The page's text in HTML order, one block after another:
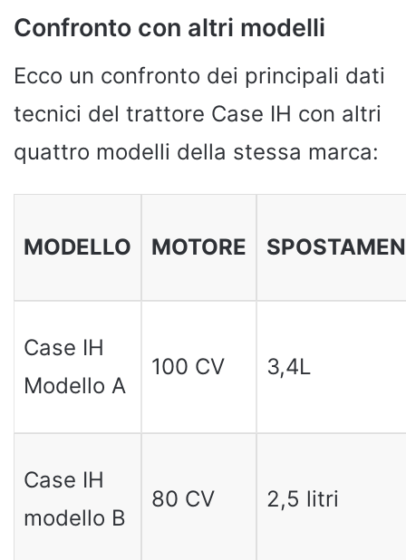
Confronto con altri modelli
Ecco un confronto dei principali dati
tecnici del trattore Case IH con altri
quattro modelli della stessa marca:
MODELLO MOTORE
Case IH
Modello A
100 CV 3,4L
Case IH
modello B
80 CV 2,5 litri